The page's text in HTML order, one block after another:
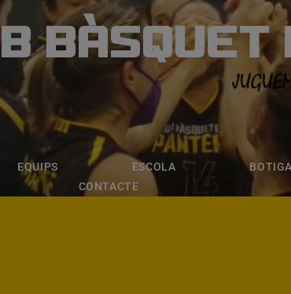
EQUIPS ESCOLA BOTIGA
CONTACTE
ESCOLA BOTIGA